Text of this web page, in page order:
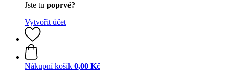
Jste tu poprvé?
Vytvořit účet
Nákupní košík 0,00 Kč